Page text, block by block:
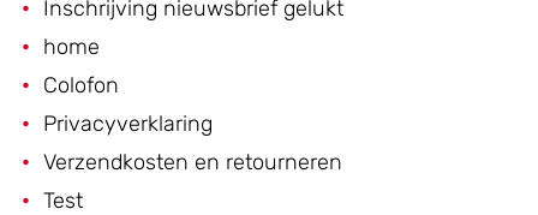
Inschrijving nieuwsbrief gelukt
home
Colofon
Privacyverklaring
Verzendkosten en retourneren
Test